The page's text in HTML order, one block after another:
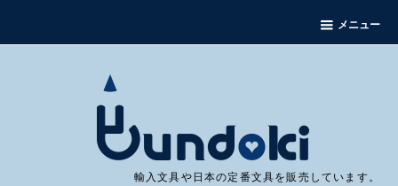
メニュー
輸入文具や日本の定番文具を販売しています。